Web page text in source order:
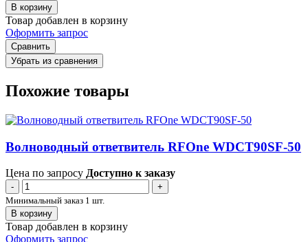
В корзину
Товар добавлен в корзину
Оформить запрос
Сравнить
Убрать из сравнения
Похожие товары
Волноводный ответвитель RFOne WDCT90SF-50
Цена по запросу Доступно к заказу
-
+
Минимальный заказ 1 шт.
В корзину
Товар добавлен в корзину
Оформить запрос